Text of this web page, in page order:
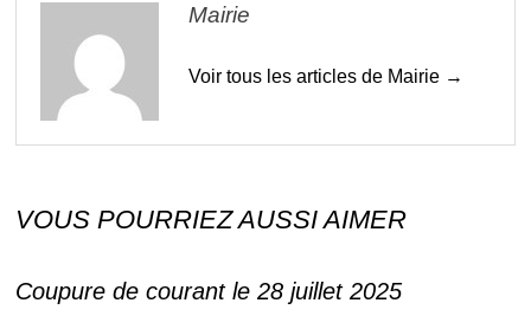
Mairie
Voir tous les articles de Mairie →
VOUS POURRIEZ AUSSI AIMER
Coupure de courant le 28 juillet 2025